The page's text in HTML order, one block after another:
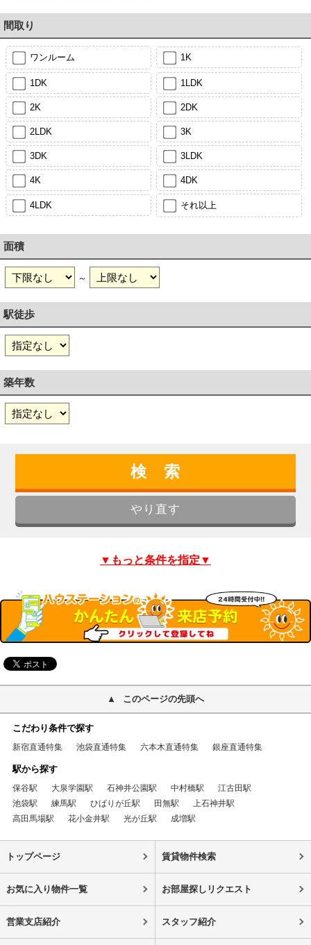
間取り
ワンルーム 1K
1DK 1LDK
2K 2DK
2LDK 3K
3DK 3LDK
4K 4DK
4LDK それ以上
面積
～
駅徒歩
築年数
▼もっと条件を指定▼
このページの先頭へ
こだわり条件で探す
新宿直通特集 池袋直通特集 六本木直通特集 銀座直通特集
駅から探す
保谷駅 大泉学園駅 石神井公園駅 中村橋駅
江古田駅
池袋駅
練馬駅 ひばりが丘駅 田無駅
上石神井駅
高田馬場駅
花小金井駅 光が丘駅 成増駅
トップページ 賃貸物件検索
お気に入り物件一覧 お部屋探しリクエスト
営業支店紹介 スタッフ紹介